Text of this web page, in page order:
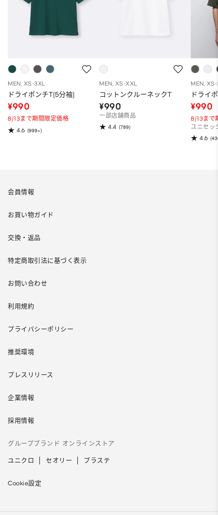
MEN, XS-3XL
ドライポンチT(5分袖)
¥990
8/13まで期間限定価格
4.6 (999+)
MEN, XS-XXL
コットンクルーネックT
¥990
一部店舗商品
4.4 (789)
MEN,
ドライ
¥990
8/13まで
ユニセッ
4.6
会員情報
お買い物ガイド
交換・返品
特定商取引法に基づく表示
お問い合わせ
利用規約
プライバシーポリシー
推奨環境
プレスリリース
企業情報
採用情報
グループブランド オンラインストア
ユニクロ セオリー プラステ
Cookie設定